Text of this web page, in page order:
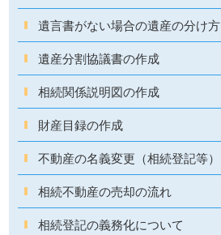
遺言書がない場合の遺産の分け方
遺産分割協議書の作成
相続関係説明図の作成
財産目録の作成
不動産の名義変更（相続登記等）
相続不動産の売却の流れ
相続登記の義務化について